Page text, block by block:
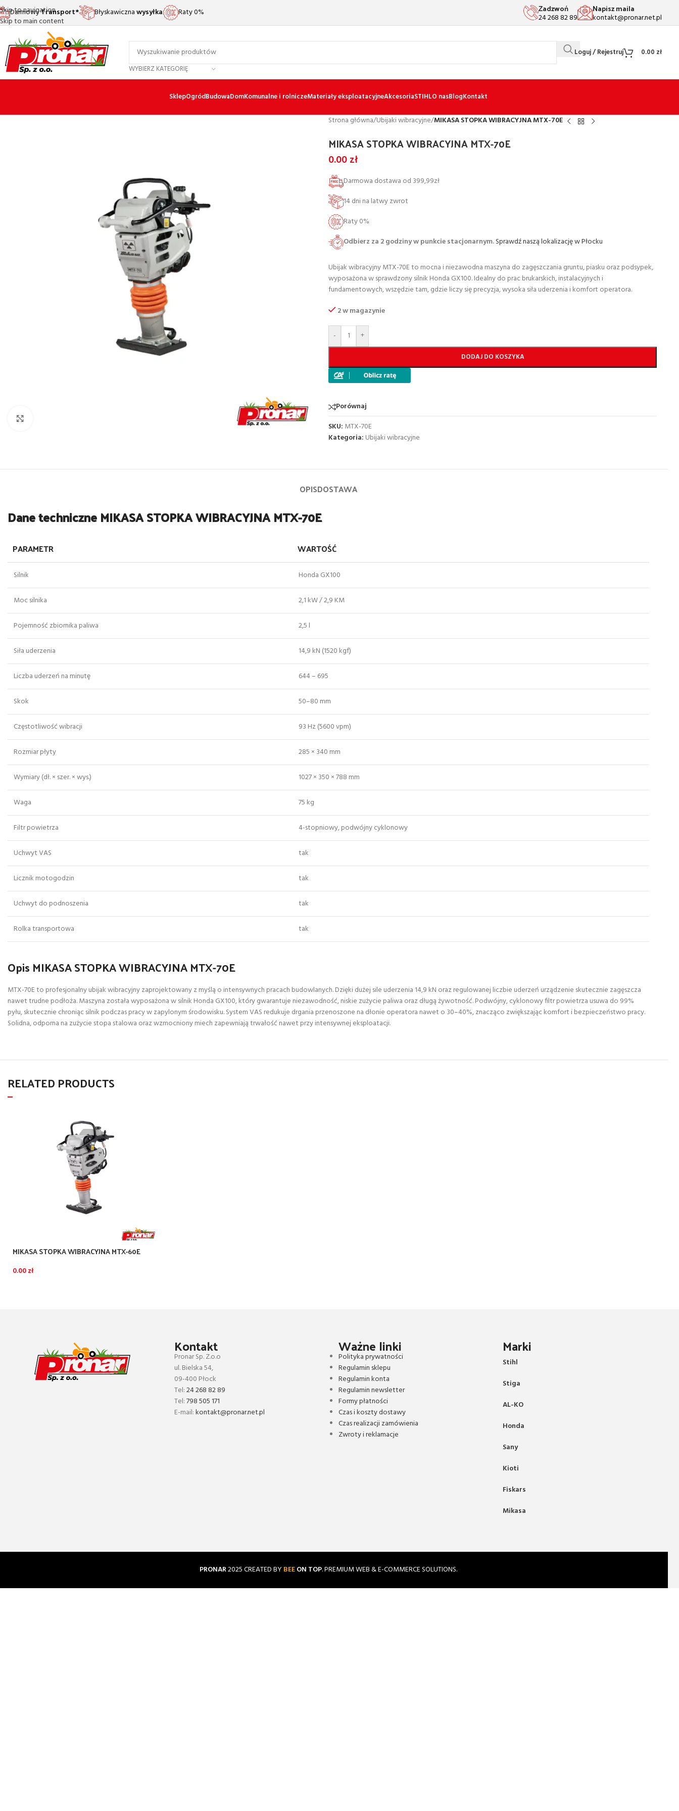
Skip to navigation
Skip to main content
DarmowyTransport* Błyskawicznawysyłka Raty 0% Zadzwoń
24 268 82 89
Napisz maila
kontakt@pronar.net.pl
WYBIERZ KATEGORIĘ
Loguj / Rejestruj 0.00 zł
SklepOgródBudowaDomKomunalne i rolniczeMateriały eksploatacyjneAkcesoriaSTIHLO nasBlogKontakt
Strona główna/Ubijaki wibracyjne/MIKASA STOPKA WIBRACYJNA MTX-70E
MIKASA STOPKA WIBRACYJNA MTX-70E
0.00zł
Darmowa dostawa od 399,99zł
14 dni na latwy zwrot
Raty 0%
Odbierz za 2 godziny w punkcie stacjonarnym.Sprawdź naszą lokalizację w Płocku
Ubijak wibracyjny MTX-70E to mocna i niezawodna maszyna do zagęszczania gruntu, piasku oraz podsypek,
wyposażona w sprawdzony silnik Honda GX100. Idealny do prac brukarskich, instalacyjnych i
fundamentowych, wszędzie tam, gdzie liczy się precyzja, wysoka siła uderzenia i komfort operatora.
2 w magazynie
- +
DODAJ DO KOSZYKA
Porównaj
SKU: MTX-70E
Kategoria: Ubijaki wibracyjne
OPISDOSTAWA
Dane techniczne MIKASA STOPKA WIBRACYJNA MTX-70E
PARAMETR WARTOŚĆ
Silnik Honda GX100
Moc silnika 2,1 kW / 2,9 KM
Pojemność zbiornika paliwa 2,5 l
Siła uderzenia 14,9 kN (1520 kgf)
Liczba uderzeń na minutę 644 – 695
Skok 50–80 mm
Częstotliwość wibracji 93 Hz (5600 vpm)
Rozmiar płyty 285 × 340 mm
Wymiary (dł. × szer. × wys.) 1027 × 350 × 788 mm
Waga 75 kg
Filtr powietrza 4-stopniowy, podwójny cyklonowy
Uchwyt VAS tak
Licznik motogodzin tak
Uchwyt do podnoszenia tak
Rolka transportowa tak
Opis MIKASA STOPKA WIBRACYJNA MTX-70E
MTX-70E to profesjonalny ubijak wibracyjny zaprojektowany z myślą o intensywnych pracach budowlanych. Dzięki dużej sile uderzenia 14,9 kN oraz regulowanej liczbie uderzeń urządzenie skutecznie zagęszcza
nawet trudne podłoża. Maszyna została wyposażona w silnik Honda GX100, który gwarantuje niezawodność, niskie zużycie paliwa oraz długą żywotność. Podwójny, cyklonowy filtr powietrza usuwa do 99%
pyłu, skutecznie chroniąc silnik podczas pracy w zapylonym środowisku. System VAS redukuje drgania przenoszone na dłonie operatora nawet o 30–40%, znacząco zwiększając komfort i bezpieczeństwo pracy.
Solidna, odporna na zużycie stopa stalowa oraz wzmocniony miech zapewniają trwałość nawet przy intensywnej eksploatacji.
RELATED PRODUCTS
MIKASA STOPKA WIBRACYJNA MTX-60E
0.00zł
Kontakt
Pronar Sp. Z.o.o
ul. Bielska 54,
09-400 Płock
Tel:24 268 82 89
Tel:798 505 171
E-mail:kontakt@pronar.net.pl
Ważne linki
Polityka prywatności
Regulamin sklepu
Regulamin konta
Regulamin newsletter
Formy płatności
Czas i koszty dostawy
Czas realizacji zamówienia
Zwroty i reklamacje
Marki
Stihl
Stiga
AL-KO
Honda
Sany
Kioti
Fiskars
Mikasa
PRONAR2025 CREATED BY BEEON TOP. PREMIUM WEB & E-COMMERCE SOLUTIONS.